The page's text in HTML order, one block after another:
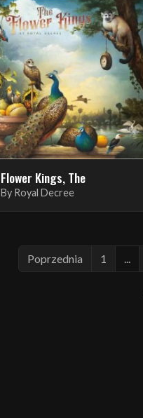
Flower Kings, The
By Royal Decree
Poprzednia 1